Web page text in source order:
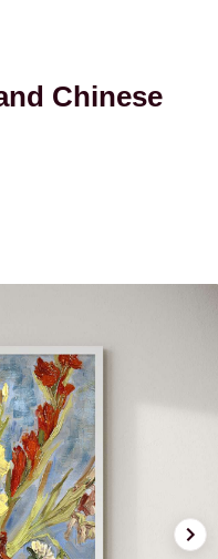
Chinese